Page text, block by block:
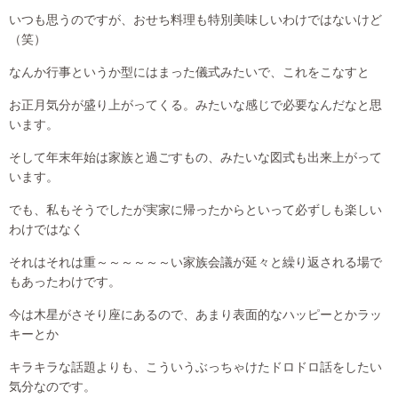
いつも思うのですが、おせち料理も特別美味しいわけではないけど
（笑）
なんか行事というか型にはまった儀式みたいで、これをこなすと
お正月気分が盛り上がってくる。みたいな感じで必要なんだなと思
います。
そして年末年始は家族と過ごすもの、みたいな図式も出来上がって
います。
でも、私もそうでしたが実家に帰ったからといって必ずしも楽しい
わけではなく
それはそれは重～～～～～～い家族会議が延々と繰り返される場で
もあったわけです。
今は木星がさそり座にあるので、あまり表面的なハッピーとかラッ
キーとか
キラキラな話題よりも、こういうぶっちゃけたドロドロ話をしたい
気分なのです。